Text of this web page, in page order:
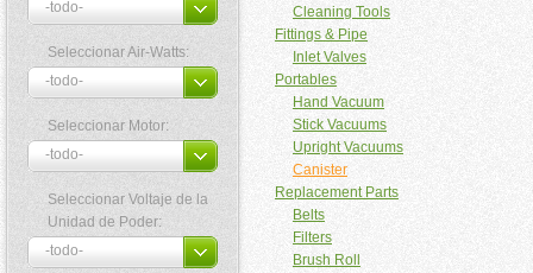
Seleccionar Air-Watts:
Seleccionar Motor:
Seleccionar Voltaje de la
Unidad de Poder:
Cleaning Tools
Fittings & Pipe
Inlet Valves
Portables
Hand Vacuum
Stick Vacuums
Upright Vacuums
Canister
Replacement Parts
Belts
Filters
Brush Roll